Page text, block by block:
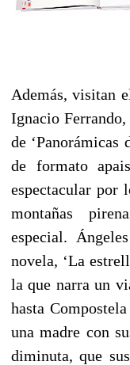
Además, visitan
Ignacio
de ‘Panorámicas
de formato
espectacular por
montañas
especial.
novela, ‘La
la que narra un
hasta
una madre con
diminuta, que